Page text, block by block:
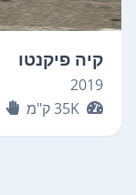
קיה פיקנטו
2019
35Kק"מ